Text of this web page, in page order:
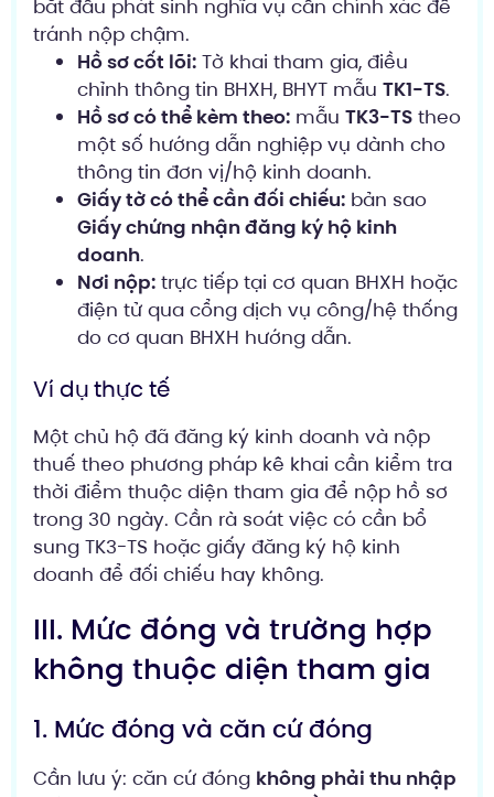
bắt đầu phát sinh nghĩa vụ cần chính xác để
tránh nộp chậm.
Hồ sơ cốt lõi: Tờ khai tham gia, điều
chỉnh thông tin BHXH, BHYT mẫu TK1-TS.
Hồ sơ có thể kèm theo: mẫu TK3-TS theo
một số hướng dẫn nghiệp vụ dành cho
thông tin đơn vị/hộ kinh doanh.
Giấy tờ có thể cần đối chiếu: bản sao
Giấy chứng nhận đăng ký hộ kinh
doanh.
Nơi nộp: trực tiếp tại cơ quan BHXH hoặc
điện tử qua cổng dịch vụ công/hệ thống
do cơ quan BHXH hướng dẫn.
Ví dụ thực tế
Một chủ hộ đã đăng ký kinh doanh và nộp
thuế theo phương pháp kê khai cần kiểm tra
thời điểm thuộc diện tham gia để nộp hồ sơ
trong 30 ngày. Cần rà soát việc có cần bổ
sung TK3-TS hoặc giấy đăng ký hộ kinh
doanh để đối chiếu hay không.
III. Mức đóng và trường hợp
không thuộc diện tham gia
1. Mức đóng và căn cứ đóng
Cần lưu ý: căn cứ đóng không phải thu nhập